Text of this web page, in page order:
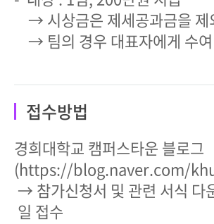
→ 시상금은 제세공과금을 제
→ 팀의 경우 대표자에게 수여
접수방법
경희대학교 캠퍼스타운 블로그
(https://blog.naver.com/
→ 참가신청서 및 관련 서식
일 접수